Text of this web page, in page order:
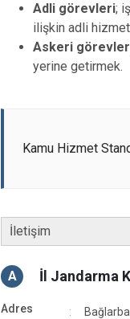
Adli görevleri;
ilişkin adli
Askeri
yerine getirmek.
Kamu Hizmet
İletişim
A İl Jandarma
Adres